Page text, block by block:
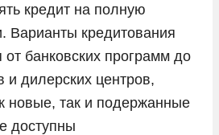
кредит на полную
Варианты кредитования
от банковских программ до
и дилерских центров,
новые, так и подержанные
доступны